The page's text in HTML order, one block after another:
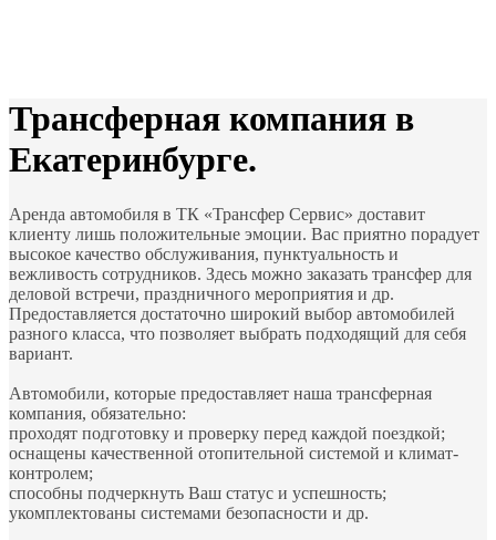
Трансферная компания в
Екатеринбурге.
Аренда автомобиля в ТК «Трансфер Сервис» доставит
клиенту лишь положительные эмоции. Вас приятно порадует
высокое качество обслуживания, пунктуальность и
вежливость сотрудников. Здесь можно заказать трансфер для
деловой встречи, праздничного мероприятия и др.
Предоставляется достаточно широкий выбор автомобилей
разного класса, что позволяет выбрать подходящий для себя
вариант.
Автомобили, которые предоставляет наша трансферная
компания, обязательно:
проходят подготовку и проверку перед каждой поездкой;
оснащены качественной отопительной системой и климат-
контролем;
способны подчеркнуть Ваш статус и успешность;
укомплектованы системами безопасности и др.